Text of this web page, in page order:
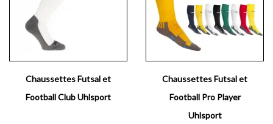
Chaussettes Futsal et
Football Club Uhlsport
Chaussettes Futsal et
Football Pro Player
Uhlsport